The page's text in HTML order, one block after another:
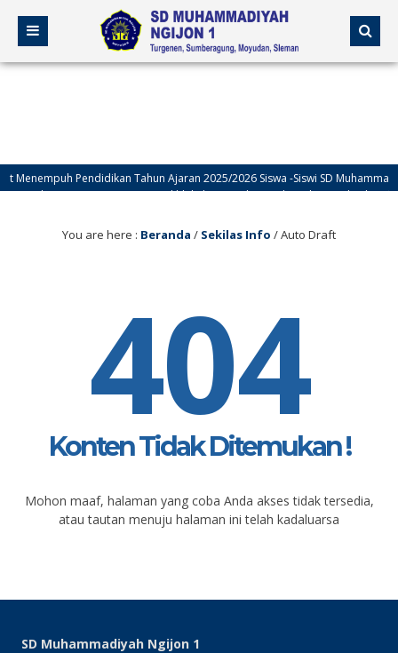
Menempuh Pendidikan Tahun Ajaran 2025/2026 Siswa -Siswi SD
Generasi yang Berakhlakul Karimah, Cerdas, dan Berbudaya
You are here : Beranda / Sekilas Info /Auto Draft
404
Konten Tidak Ditemukan !
Mohon maaf, halaman yang coba Anda akses tidak tersedia,
atau tautan menuju halaman ini telah kadaluarsa
SD Muhammadiyah Ngijon 1